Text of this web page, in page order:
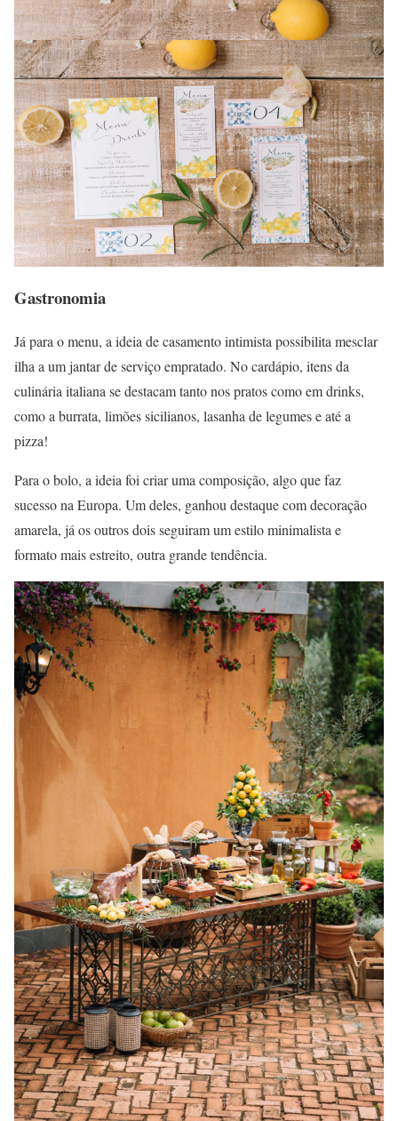
Gastronomia
Já para o menu, a ideia de casamento intimista possibilita mesclar
ilha a um jantar de serviço empratado. No cardápio, itens da
culinária italiana se destacam tanto nos pratos como em drinks,
como a burrata, limões sicilianos, lasanha de legumes e até a
pizza!
Para o bolo, a ideia foi criar uma composição, algo que faz
sucesso na Europa. Um deles, ganhou destaque com decoração
amarela, já os outros dois seguiram um estilo minimalista e
formato mais estreito, outra grande tendência.